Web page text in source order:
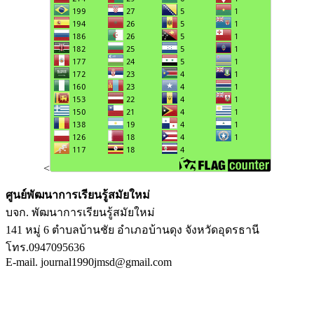
<
ศูนย์พัฒนาการเรียนรู้สมัยใหม่
บจก. พัฒนาการเรียนรู้สมัยใหม่
141 หมู่ 6 ตำบลบ้านชัย อำเภอบ้านดุง จังหวัดอุดรธานี
โทร.0947095636
E-mail. journal1990jmsd@gmail.com